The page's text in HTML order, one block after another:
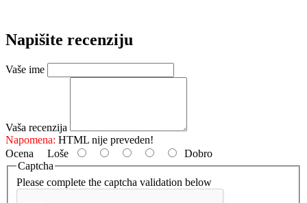
Napišite recenziju
Vaše ime
Vaša recenzija
Napomena: HTML nije preveden!
Ocena Loše
Dobro
Captcha
Please complete the captcha validation below